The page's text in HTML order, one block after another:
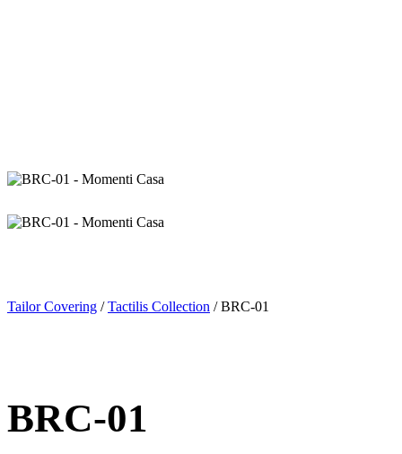
Tailor Covering /Tactilis Collection / BRC-01
BRC-01